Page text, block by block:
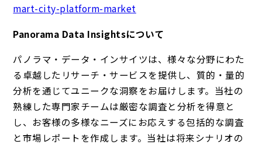
mart-city-platform-market
Panorama Data Insightsについて
パノラマ・データ・インサイツは、様々な分野にわた
る卓越したリサーチ・サービスを提供し、質的・量的
分析を通じてユニークな洞察をお届けします。当社の
熟練した専門家チームは厳密な調査と分析を得意と
し、お客様の多様なニーズにお応えする包括的な調査
と市場レポートを作成します。当社は将来シナリオの